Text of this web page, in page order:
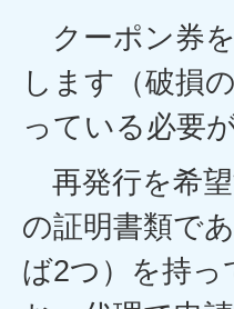
クーポン券
します（破損
っている必要
再発行を希望
の証明書類で
ば2つ）を持っ